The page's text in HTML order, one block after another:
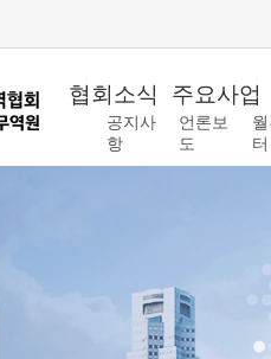
협회소식 주요사업
공지사
항
언론보
도
터